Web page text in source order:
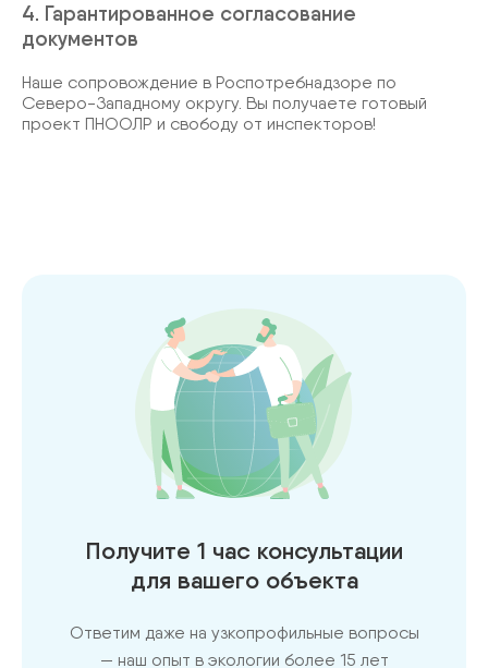
4. Гарантированное согласование
документов
Наше сопровождение в Роспотребнадзоре по
Северо-Западному округу. Вы получаете готовый
проект ПНООЛР и свободу от инспекторов!
Получите 1 час консультации
для вашего объекта
Ответим даже на узкопрофильные вопросы
— наш опыт в экологии более 15 лет